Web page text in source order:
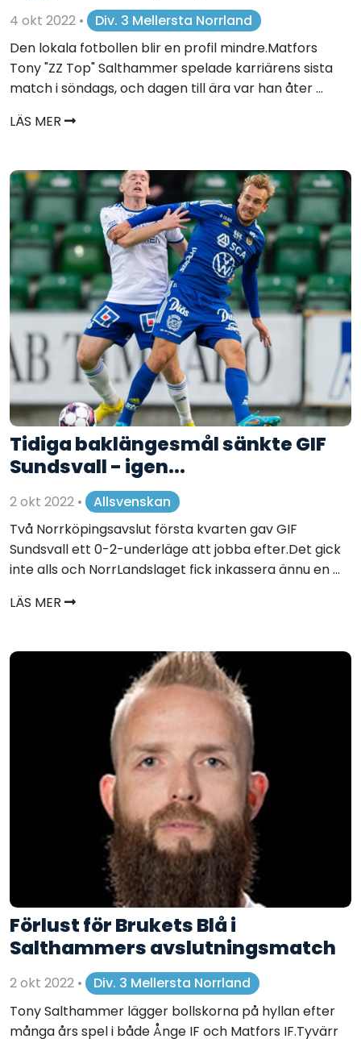
4 okt 2022 •
Div. 3 Mellersta Norrland
Den lokala fotbollen blir en profil mindre.Matfors
Tony "ZZ Top" Salthammer spelade karriärens sista
match i söndags, och dagen till ära var han åter ...
LÄS MER
Tidiga baklängesmål sänkte GIF
Sundsvall - igen...
2 okt 2022 •
Allsvenskan
Två Norrköpingsavslut första kvarten gav GIF
Sundsvall ett 0-2-underläge att jobba efter.Det gick
inte alls och NorrLandslaget fick inkassera ännu en ...
LÄS MER
Förlust för Brukets Blå i
Salthammers avslutningsmatch
2 okt 2022 •
Div. 3 Mellersta Norrland
Tony Salthammer lägger bollskorna på hyllan efter
många års spel i både Ånge IF och Matfors IF.Tyvärr